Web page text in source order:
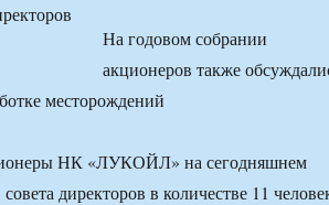
На годовом собрании
акционеров также
месторождений
НК «ЛУКОЙЛ» на сегодняшнем
директоров в количестве 11